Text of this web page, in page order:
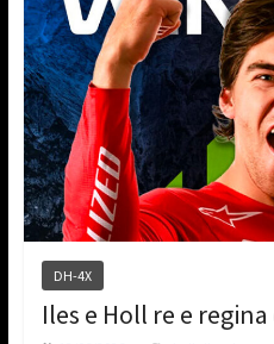
DH-4X
Iles e Holl re e